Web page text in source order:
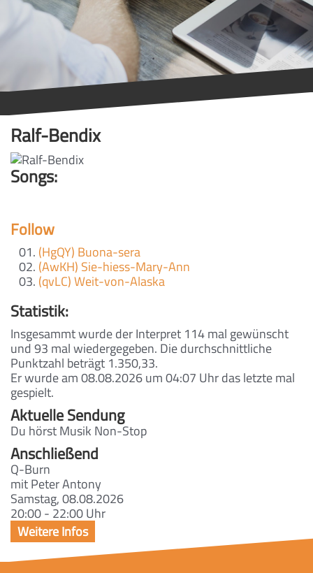
Ralf-Bendix
Songs:
Follow
(HgQY) Buona-sera
(AwKH) Sie-hiess-Mary-Ann
(qvLC) Weit-von-Alaska
Statistik:
Insgesammt wurde der Interpret 114 mal gewünscht
und 93 mal wiedergegeben. Die durchschnittliche
Punktzahl beträgt 1.350,33.
Er wurde am 08.08.2026 um 04:07 Uhr das letzte mal
gespielt.
Aktuelle Sendung
Du hörst Musik Non-Stop
Anschließend
Q-Burn
mit Peter Antony
Samstag, 08.08.2026
20:00 - 22:00 Uhr